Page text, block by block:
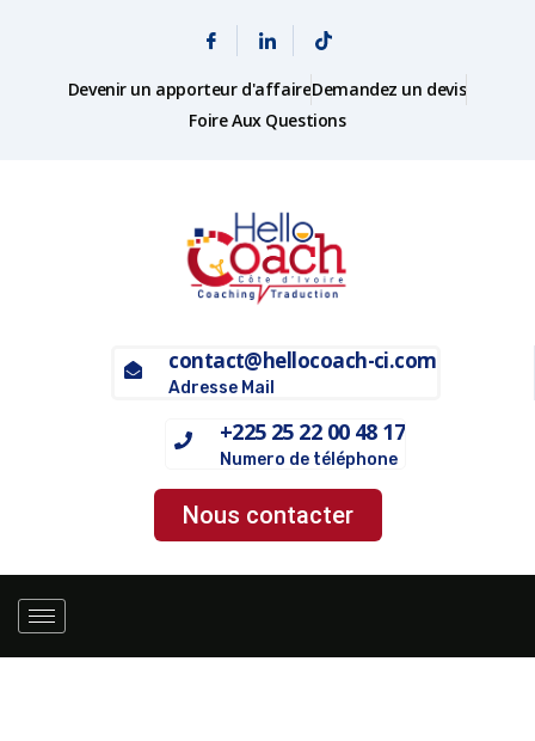
Devenir un apporteur d'affaireDemandez un devis
Foire Aux Questions
contact@hellocoach-ci.com
Adresse Mail
+225 25 22 00 48 17
Numero de téléphone
Nous contacter